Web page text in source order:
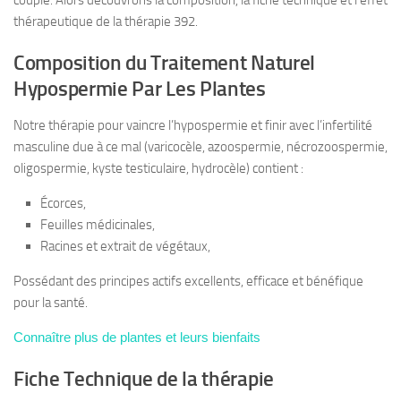
thérapeutique de la thérapie 392.
Composition du Traitement Naturel
Hypospermie Par Les Plantes
Notre thérapie pour vaincre l’hypospermie et finir avec l’infertilité
masculine due à ce mal (varicocèle, azoospermie, nécrozoospermie,
oligospermie, kyste testiculaire, hydrocèle) contient :
Écorces,
Feuilles médicinales,
Racines et extrait de végétaux,
Possédant des principes actifs excellents, efficace et bénéfique
pour la santé.
Connaître plus de plantes et leurs bienfaits
Fiche Technique de la thérapie